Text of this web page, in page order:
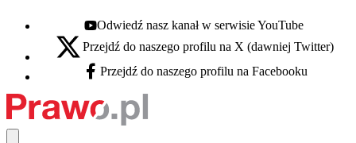
Youtube - otwiera się w nowej karcie
Odwiedź nasz kanał w serwisie YouTube
X - otwiera się w nowej karcie
Przejdź do naszego profilu na X (dawniej Twitter)
Facebook - otwiera się w nowej karcie
Przejdź do naszego profilu na Facebooku